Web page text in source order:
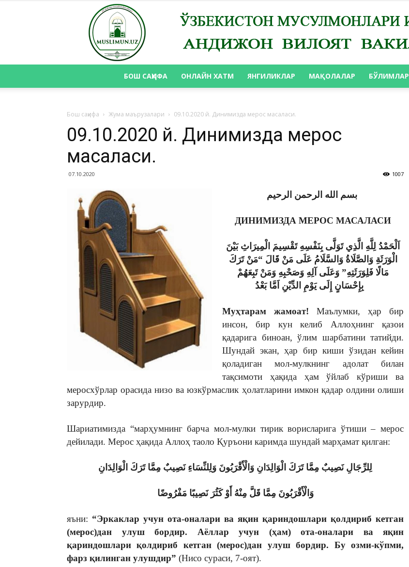
ВАКИЛЛИГИ
БОШ САҲИФА ОНЛАЙН ХАТМ ЯНГИЛИКЛАР МАҚОЛАЛАР БЎЛИМЛАР
Бош саҳифа Жума маърузалари 09.10.2020 й. Динимизда мерос масаласи.
09.10.2020 й. Динимизда мерос
масаласи.
07.10.2020 1007
بسم الله الرحمن الرحيم
ДИНИМИЗДА МЕРОС МАСАЛАСИ
اَلْحَمْدُ لِلَّهِ الَّذِي تَوَلَّى بِنَفْسِهِ تَقْسِيمَ الْمِيرَاثِ بَيْنَ
الْوَرَثَةِ وَالصَّلَاةُ وَالسَّلَامُ عَلَى مَنْ قَالَ “مَنْ تَرَكَ
مَالًا فَلِوَرَثَتِهِ” وَعَلَى آلِهِ وَصَحْبِهِ وَمَنْ تَبِعَهُمْ
بِإِحْسَانٍ إِلَى يَوْمِ الدِّيْنِ اَمَّا بَعْدُ
Муҳтарам жамоат! Маълумки, ҳар бир
инсон, бир кун келиб Аллоҳнинг қазои
қадарига биноан, ўлим шарбатини татийди.
Шундай экан, ҳар бир киши ўзидан кейин
қоладиган мол-мулкнинг адолат билан
тақсимоти ҳақида ҳам ўйлаб кўриши ва
меросхўрлар орасида низо ва юзкўрмаслик ҳолатларини имкон қадар олдини олиши
зарурдир.
Шариатимизда “марҳумнинг барча мол-мулки тирик ворисларига ўтиши – мерос
дейилади. Мерос ҳақида Аллоҳ таоло Қуръони каримда шундай марҳамат қилган:
لِلرِّجَالِ نَصِيبٌ مِمَّا تَرَكَ الْوَالِدَانِ وَالْأَقْرَبُونَ وَلِلنِّسَاءِ نَصِيبٌ مِمَّا تَرَكَ الْوَالِدَانِ
وَالْأَقْرَبُونَ مِمَّا قَلَّ مِنْهُ أَوْ كَثُرَ نَصِيبًا مَفْرُوضًا
яъни: “Эркаклар учун ота-оналари ва яқин қариндошлари қолдириб кетган
(мерос)дан улуш бордир. Аёллар учун (ҳам) ота-оналари ва яқин
қариндошлари қолдириб кетган (мерос)дан улуш бордир. Бу озми-кўпми,
фарз қилинган улушдир” (Нисо сураси, 7-оят).